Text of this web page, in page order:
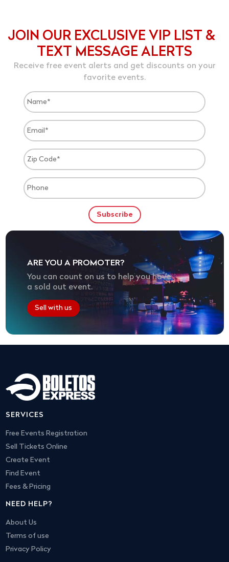
JOIN OUR EXCLUSIVE VIP LIST &
TEXT MESSAGE ALERTS
Receive free event alerts and get discounts on your
favorite events.
ARE YOU A PROMOTER?
You can count on us to help you have
a sold out event.
Sell with us
SERVICES
Free Events Registration
Sell Tickets Online
Create Event
Find Event
Fees & Pricing
NEED HELP?
About Us
Terms of use
Privacy Policy